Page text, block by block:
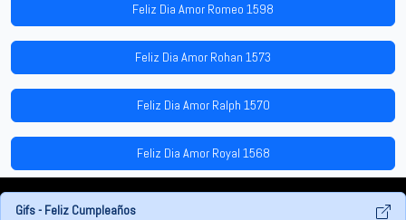
Feliz Dia Amor Romeo 1598
Feliz Dia Amor Rohan 1573
Feliz Dia Amor Ralph 1570
Feliz Dia Amor Royal 1568
Gifs - Feliz Cumpleaños